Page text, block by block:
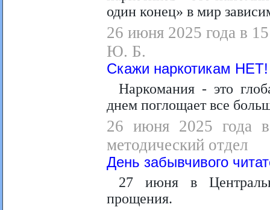
один конец» в мир
26 июня 2025 года в
Ю. Б.
Скажи наркотикам НЕТ!
Наркомания - это
днем поглощает все
26 июня 2025 года в
методический отдел
День забывчивого
27 июня в
прощения.